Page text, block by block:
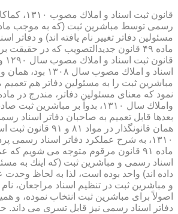
قانون ثبت
مسئولین دفاتر تغییر نام یافته اند) و دفاتر
اسناد و املاك مصوب
مباشرین ثبت را به مسئولین دفاتر هم تعمیم
واملاك سال ۱۳۱۰، بدواً بر مباشرین
بعدها قابل تعمیم به صاحبان دفاتر اسناد
همان قانونگذار در
۱۳۱۰، به شرح عملكرد دفاتر اسناد رسمی
ماده ۹۱ قانون مرقوم متوجه می شویم كه
اسناد رسمی و مباشرین ثبت (كه اینك به
داده اند) واحد بوده است، لذا به لحاظ وحدت
و مباشرین ثبت در تنظیم اسناد مراجعان،
اصولاً برای مباشرین ثبت انتخاب نموده، و
دفاتر اسناد رسمی نیز قابل تسری می داند.